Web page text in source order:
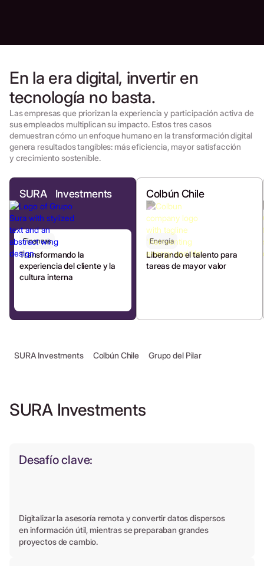
+150%
impactados
2,300+
En la era digital, invertir en
tecnología no basta.
Las empresas que priorizan la experiencia y participación activa de
sus empleados multiplican su impacto. Estos tres casos
demuestran cómo un enfoque humano en la transformación digital
genera resultados tangibles: más eficiencia, mayor satisfacción
y crecimiento sostenible.
SURA Investments
Finanzas
Transformando la
experiencia del cliente y la
cultura interna
Colbún Chile
Energía
Liberando el talento para
tareas de mayor valor
SURA Investments Colbún Chile Grupo del Pilar
SURA Investments
Desafío clave:
Digitalizar la asesoría remota y convertir datos dispersos
en información útil, mientras se preparaban grandes
proyectos de cambio.